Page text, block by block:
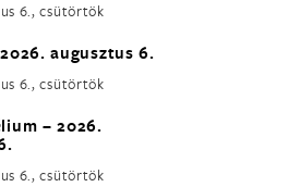
6., csütörtök
augusztus 6.
6., csütörtök
– 2026.
6., csütörtök